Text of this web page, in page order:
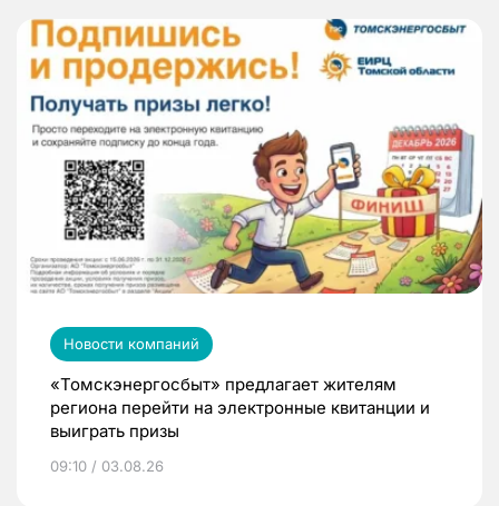
Новости компаний
«Томскэнергосбыт» предлагает жителям
региона перейти на электронные квитанции и
выиграть призы
09:10 / 03.08.26